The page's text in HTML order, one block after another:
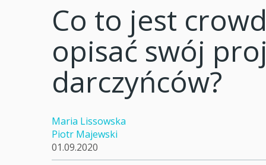
Co to jest
opisać swój
darczyńców?
Maria Lissowska
Piotr Majewski
01.09.2020